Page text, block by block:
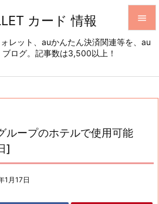
カード 情報
レット、auかんたん決済関連等を、au
ログ。記事数は3,500以上！




ループのホテルで使用可能
]
1月17日